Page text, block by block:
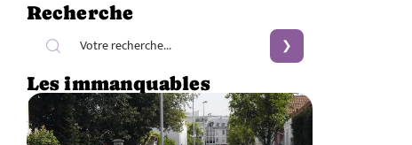
Recherche
Les immanquables